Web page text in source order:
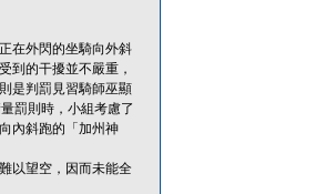
在外閃的坐騎向外斜
到的干擾並不嚴重，
是判罰見習騎師巫顯
罰則時，小組考慮了
內斜跑的「加州神
以望空，因而未能全